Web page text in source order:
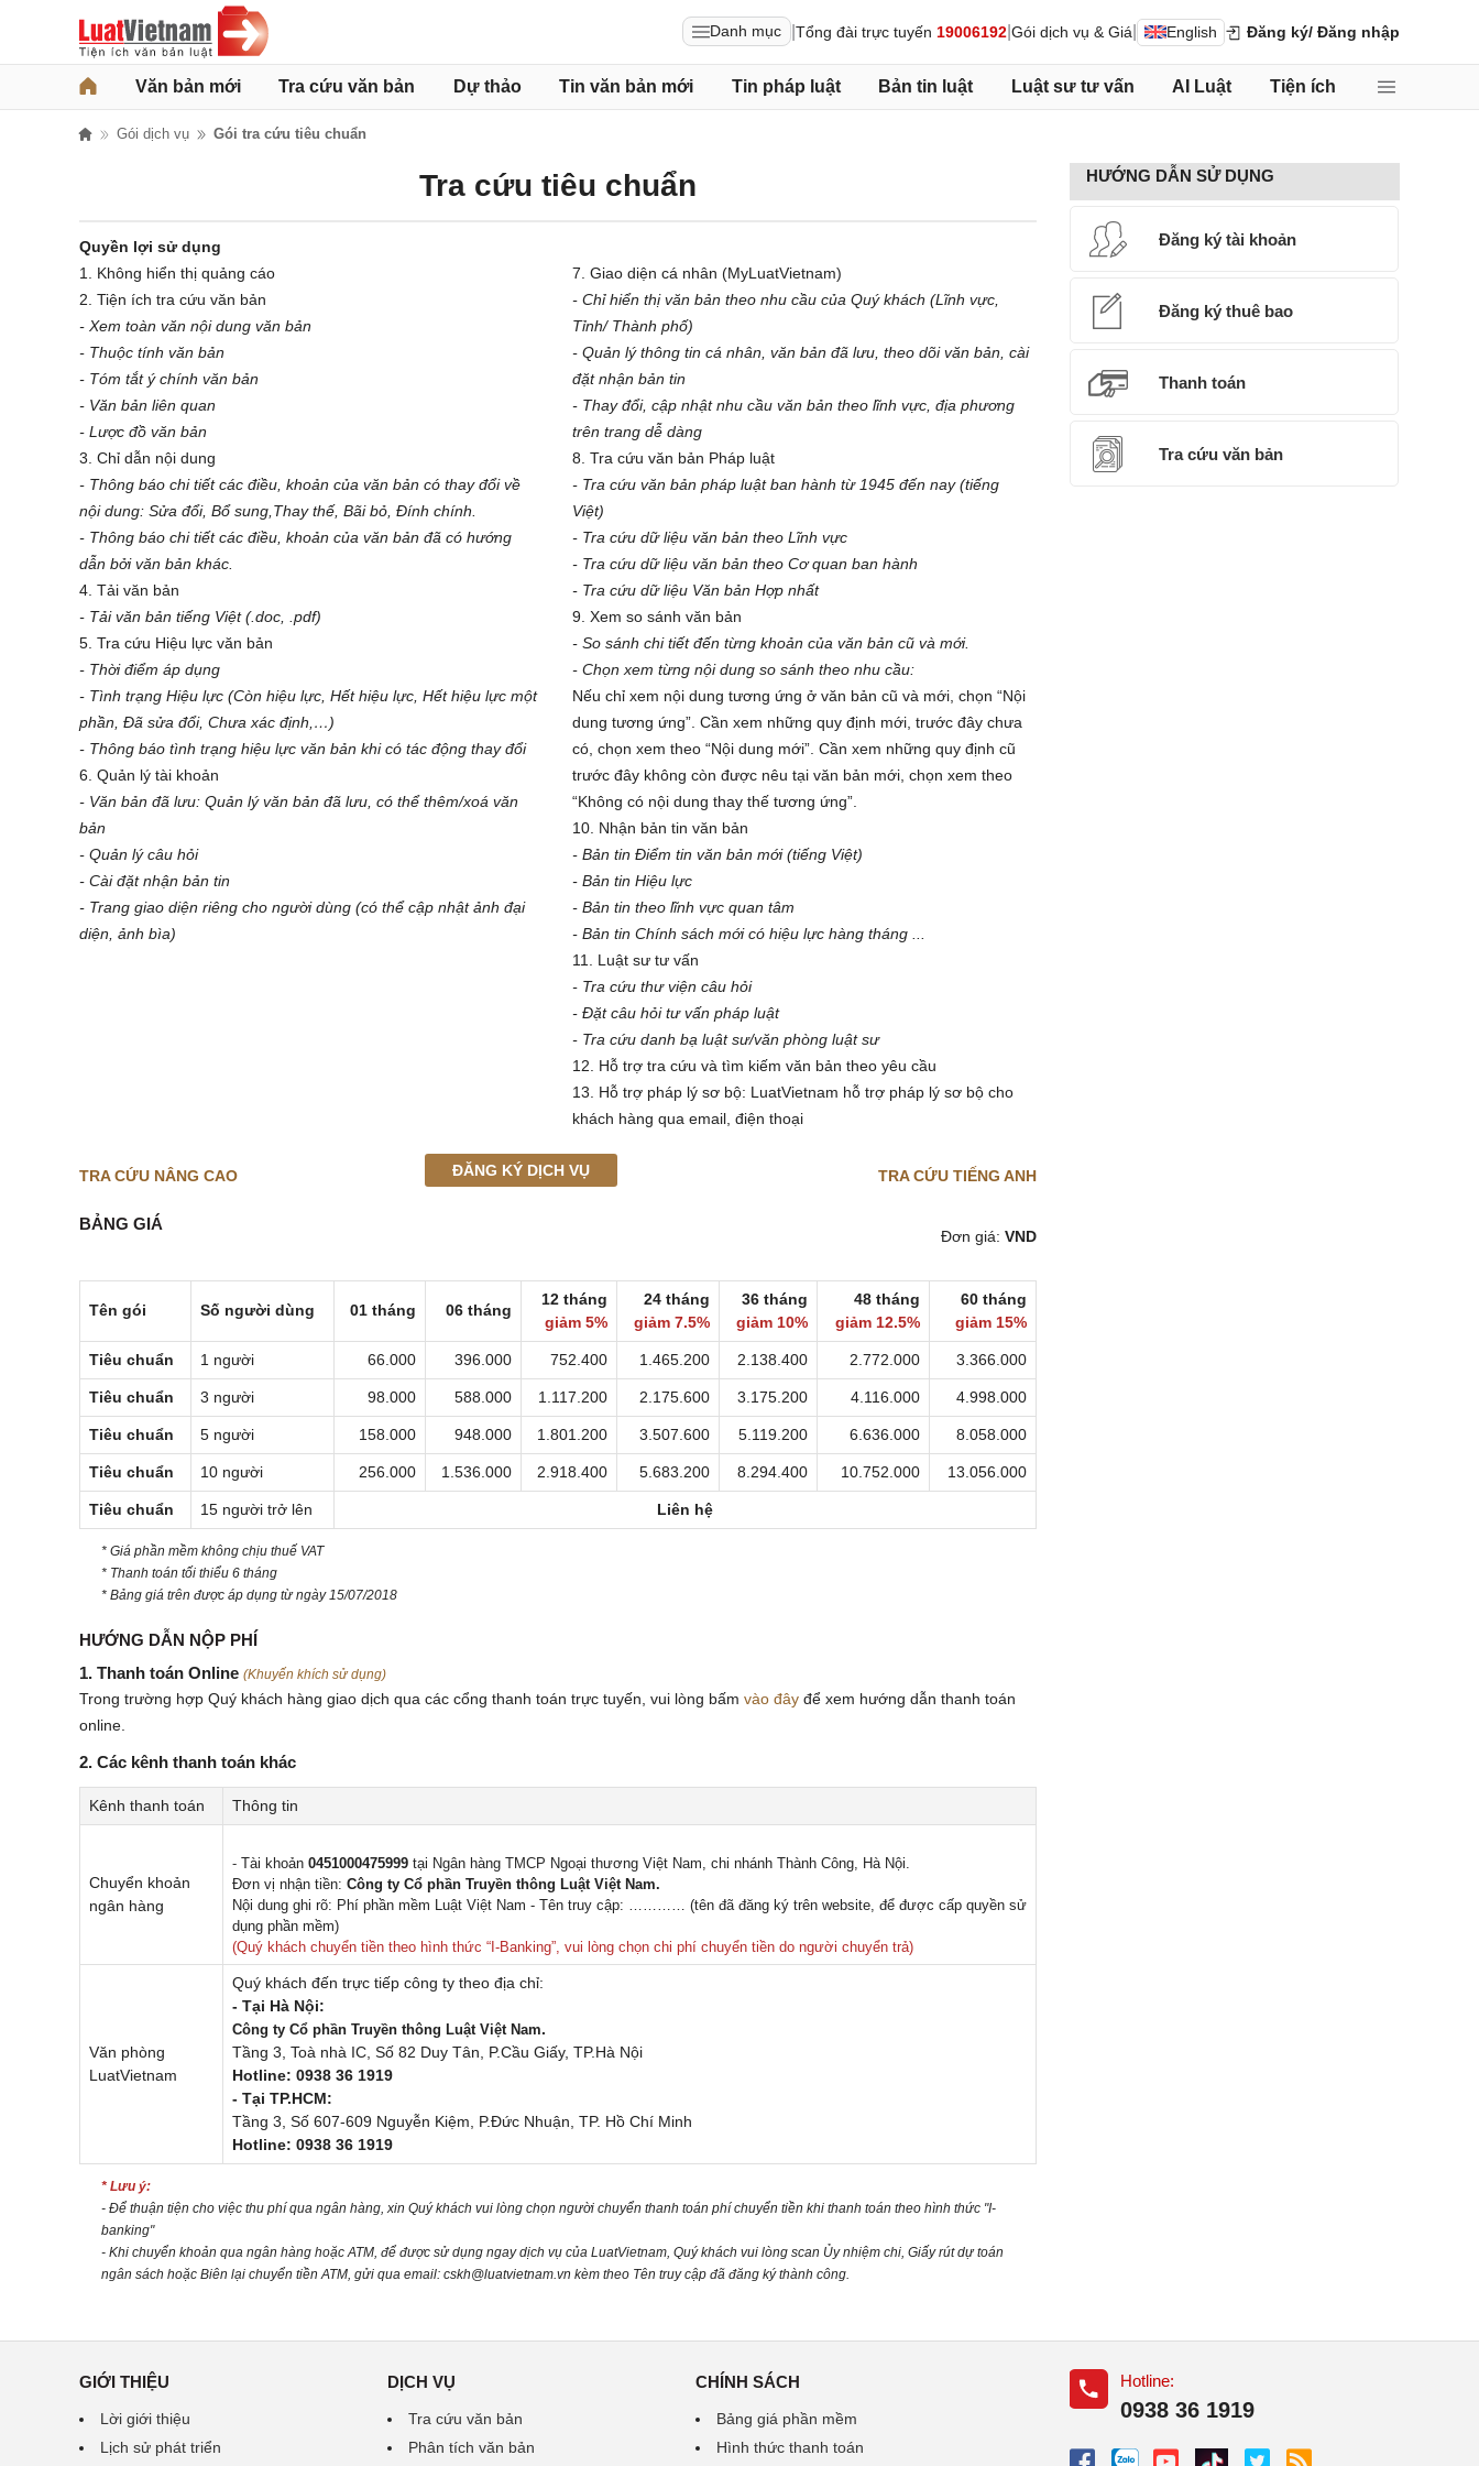
Danh mục Tổng đài trực tuyến 19006192 Gói dịch vụ & Giá English Đăng ký/ Đăng nhập
Văn bản mới Tra cứu văn bản Dự thảo Tin văn bản mới Tin pháp luật Bản tin luật Luật sư tư vấn AI Luật Tiện ích
Gói dịch vụ Gói tra cứu tiêu chuẩn
Tra cứu tiêu chuẩn
Quyền lợi sử dụng
1. Không hiển thị quảng cáo
2. Tiện ích tra cứu văn bản
- Xem toàn văn nội dung văn bản
- Thuộc tính văn bản
- Tóm tắt ý chính văn bản
- Văn bản liên quan
- Lược đồ văn bản
3. Chỉ dẫn nội dung
- Thông báo chi tiết các điều, khoản của văn bản có thay đổi về
nội dung: Sửa đổi, Bổ sung,Thay thế, Bãi bỏ, Đính chính.
- Thông báo chi tiết các điều, khoản của văn bản đã có hướng
dẫn bởi văn bản khác.
4. Tải văn bản
- Tải văn bản tiếng Việt (.doc, .pdf)
5. Tra cứu Hiệu lực văn bản
- Thời điểm áp dụng
- Tình trạng Hiệu lực (Còn hiệu lực, Hết hiệu lực, Hết hiệu lực một
phần, Đã sửa đổi, Chưa xác định,…)
- Thông báo tình trạng hiệu lực văn bản khi có tác động thay đổi
6. Quản lý tài khoản
- Văn bản đã lưu: Quản lý văn bản đã lưu, có thể thêm/xoá văn
bản
- Quản lý câu hỏi
- Cài đặt nhận bản tin
- Trang giao diện riêng cho người dùng (có thể cập nhật ảnh đại
diện, ảnh bìa)
7. Giao diện cá nhân (MyLuatVietnam)
- Chỉ hiển thị văn bản theo nhu cầu của Quý khách (Lĩnh vực,
Tỉnh/ Thành phố)
- Quản lý thông tin cá nhân, văn bản đã lưu, theo dõi văn bản, cài
đặt nhận bản tin
- Thay đổi, cập nhật nhu cầu văn bản theo lĩnh vực, địa phương
trên trang dễ dàng
8. Tra cứu văn bản Pháp luật
- Tra cứu văn bản pháp luật ban hành từ 1945 đến nay (tiếng
Việt)
- Tra cứu dữ liệu văn bản theo Lĩnh vực
- Tra cứu dữ liệu văn bản theo Cơ quan ban hành
- Tra cứu dữ liệu Văn bản Hợp nhất
9. Xem so sánh văn bản
- So sánh chi tiết đến từng khoản của văn bản cũ và mới.
- Chọn xem từng nội dung so sánh theo nhu cầu:
Nếu chỉ xem nội dung tương ứng ở văn bản cũ và mới, chọn “Nội
dung tương ứng”. Cần xem những quy định mới, trước đây chưa
có, chọn xem theo “Nội dung mới”. Cần xem những quy định cũ
trước đây không còn được nêu tại văn bản mới, chọn xem theo
“Không có nội dung thay thế tương ứng”.
10. Nhận bản tin văn bản
- Bản tin Điểm tin văn bản mới (tiếng Việt)
- Bản tin Hiệu lực
- Bản tin theo lĩnh vực quan tâm
- Bản tin Chính sách mới có hiệu lực hàng tháng ...
11. Luật sư tư vấn
- Tra cứu thư viện câu hỏi
- Đặt câu hỏi tư vấn pháp luật
- Tra cứu danh bạ luật sư/văn phòng luật sư
12. Hỗ trợ tra cứu và tìm kiếm văn bản theo yêu cầu
13. Hỗ trợ pháp lý sơ bộ: LuatVietnam hỗ trợ pháp lý sơ bộ cho
khách hàng qua email, điện thoại
TRA CỨU NÂNG CAO ĐĂNG KÝ DỊCH VỤ TRA CỨU TIẾNG ANH
BẢNG GIÁ
Đơn giá: VND
Tên gói Số người dùng 01 tháng 06 tháng
12 tháng
giảm 5%
24 tháng
giảm 7.5%
36 tháng
giảm 10%
48 tháng
giảm 12.5%
60 tháng
giảm 15%
Tiêu chuẩn 1 người 66.000 396.000 752.400 1.465.200 2.138.400 2.772.000 3.366.000
Tiêu chuẩn 3 người 98.000 588.000 1.117.200 2.175.600 3.175.200 4.116.000 4.998.000
Tiêu chuẩn 5 người 158.000 948.000 1.801.200 3.507.600 5.119.200 6.636.000 8.058.000
Tiêu chuẩn 10 người 256.000 1.536.000 2.918.400 5.683.200 8.294.400 10.752.000 13.056.000
Tiêu chuẩn 15 người trở lên Liên hệ
* Giá phần mềm không chịu thuế VAT
* Thanh toán tối thiểu 6 tháng
* Bảng giá trên được áp dụng từ ngày 15/07/2018
HƯỚNG DẪN NỘP PHÍ
1. Thanh toán Online (Khuyến khích sử dụng)
Trong trường hợp Quý khách hàng giao dịch qua các cổng thanh toán trực tuyến, vui lòng bấm vào đây để xem hướng dẫn thanh toán
online.
2. Các kênh thanh toán khác
Kênh thanh toán Thông tin
Chuyển khoản
ngân hàng
- Tài khoản 0451000475999 tại Ngân hàng TMCP Ngoại thương Việt Nam, chi nhánh Thành Công, Hà Nội.
Đơn vị nhận tiền: Công ty Cổ phần Truyền thông Luật Việt Nam.
Nội dung ghi rõ: Phí phần mềm Luật Việt Nam - Tên truy cập: ………… (tên đã đăng ký trên website, để được cấp quyền sử
dụng phần mềm)
(Quý khách chuyển tiền theo hình thức “I-Banking”, vui lòng chọn chi phí chuyển tiền do người chuyển trả)
Văn phòng
LuatVietnam
Quý khách đến trực tiếp công ty theo địa chỉ:
- Tại Hà Nội:
Công ty Cổ phần Truyền thông Luật Việt Nam.
Tầng 3, Toà nhà IC, Số 82 Duy Tân, P.Cầu Giấy, TP.Hà Nội
Hotline: 0938 36 1919
- Tại TP.HCM:
Tầng 3, Số 607-609 Nguyễn Kiệm, P.Đức Nhuận, TP. Hồ Chí Minh
Hotline: 0938 36 1919
* Lưu ý:
- Để thuận tiện cho việc thu phí qua ngân hàng, xin Quý khách vui lòng chọn người chuyển thanh toán phí chuyển tiền khi thanh toán theo hình thức "I-
banking"
- Khi chuyển khoản qua ngân hàng hoặc ATM, để được sử dụng ngaydịch vụ của LuatVietnam, Quý khách vui lòng scan Ủy nhiệm chi, Giấy rút dự toán
ngân sách hoặc Biên lại chuyển tiền ATM, gửi qua email: cskh@luatvietnam.vn kèm theo Tên truy cập đã đăng ký thành công.
HƯỚNG DẪN SỬ DỤNG
Đăng ký tài khoản
Đăng ký thuê bao
Thanh toán
Tra cứu văn bản
GIỚI THIỆU
Lời giới thiệu
Lịch sử phát triển
DỊCH VỤ
Tra cứu văn bản
Phân tích văn bản
CHÍNH SÁCH
Bảng giá phần mềm
Hình thức thanh toán
Hotline:
0938 36 1919